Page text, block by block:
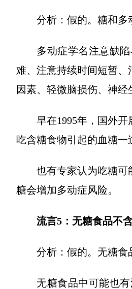
分析：假的。糖和多
多动症学名注意缺
难、注意持续时间短暂
因素、轻微脑损伤、神经
早在1995年，国外
吃含糖食物引起的血糖一
也有专家认为吃糖可
糖会增加多动症风险。
流言5：无糖食品不
分析：假的。无糖食
无糖食品中可能也